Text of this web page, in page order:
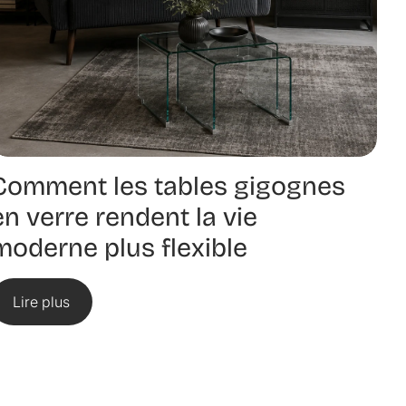
les tables gigognes
verre rendent la vie
plus flexible
Lire plus